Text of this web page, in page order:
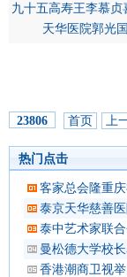
九十五高寿王李慕
天华医院郭光
23806 首页 上
热门点击
客家总会隆重
泰京天华慈善
泰中艺术家联
曼松德大学校
香港潮商卫视